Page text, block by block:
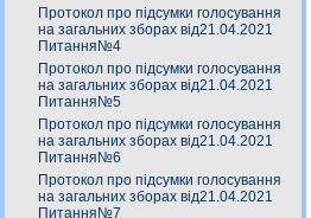
Протокол про підсумки голосування
на загальних зборах від21.04.2021
Питання№4
Протокол про підсумки голосування
на загальних зборах від21.04.2021
Питання№5
Протокол про підсумки голосування
на загальних зборах від21.04.2021
Питання№6
Протокол про підсумки голосування
на загальних зборах від21.04.2021
Питання№7